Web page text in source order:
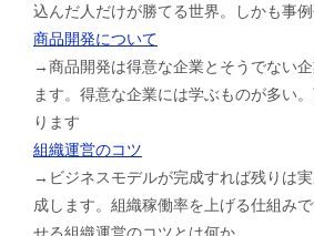
込んだ人だけが勝てる世界。しかも事
商品開発について
→商品開発は得意な企業とそうでない
ます。得意な企業には学ぶものが多い
ります
組織運営のコツ
→ビジネスモデルが完成すれば残りは
成します。組織稼働率を上げる仕組み
せる組織運営のコツとは何か